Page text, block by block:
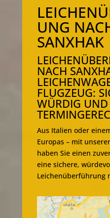
UNG
SANXHAK
NACH
FLUGZEUG:
WÜRDIG UND
Aus Italien oder
Europas – mit
haben Sie einen
eine sichere,
Leichenüberführung